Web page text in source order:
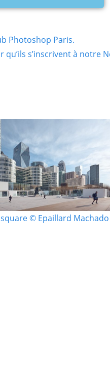
Photoshop Paris.
s’inscrivent à notre
© Epaillard Machado